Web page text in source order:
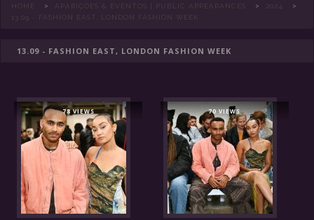
HOME > APARIÇÕES & EVENTOS | PUBLIC APPEARANCES > 2024 >
13.09 - FASHION EAST, LONDON FASHION WEEK
13.09 - FASHION EAST, LONDON FASHION WEEK
78 VIEWS 70 VIEWS